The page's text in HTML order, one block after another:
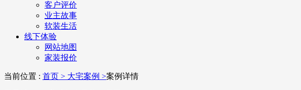
客户评价
业主故事
软装生活
线下体验
网站地图
家装报价
当前位置 : 首页 > 大宅案例 >案例详情